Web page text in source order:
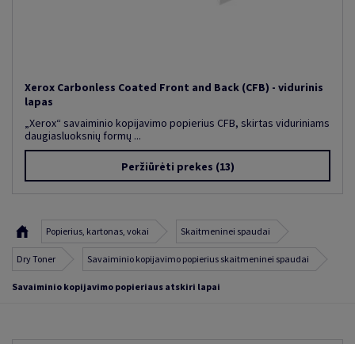
Xerox Carbonless Coated Front and Back (CFB) - vidurinis
lapas
„Xerox“ savaiminio kopijavimo popierius CFB, skirtas viduriniams
daugiasluoksnių formų ...
Peržiūrėti prekes (13)
Popierius, kartonas, vokai Skaitmeninei spaudai
Dry Toner Savaiminio kopijavimo popierius skaitmeninei spaudai
Savaiminio kopijavimo popieriaus atskiri lapai